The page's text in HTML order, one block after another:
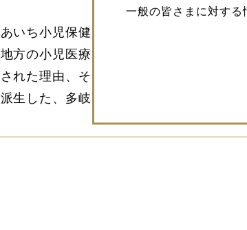
一般の皆さまに対する
あいち小児保健医療総合センター 脳神
地方の小児医療を支えていらっしゃいま
された理由、そしてどのように現在まで
派生した、多岐にわたる業務や、チーム